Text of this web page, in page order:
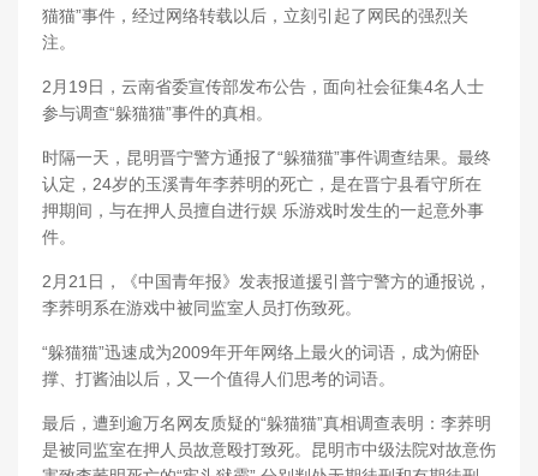
猫猫”事件，经过网络转载以后，立刻引起了网民的强烈关
注。
2月19日，云南省委宣传部发布公告，面向社会征集4名人士
参与调查“躲猫猫”事件的真相。
时隔一天，昆明晋宁警方通报了“躲猫猫”事件调查结果。最终
认定，24岁的玉溪青年李荞明的死亡，是在晋宁县看守所在
押期间，与在押人员擅自进行娱 乐游戏时发生的一起意外事
件。
2月21日，《中国青年报》发表报道援引普宁警方的通报说，
李荞明系在游戏中被同监室人员打伤致死。
“躲猫猫”迅速成为2009年开年网络上最火的词语，成为俯卧
撑、打酱油以后，又一个值得人们思考的词语。
最后，遭到逾万名网友质疑的“躲猫猫”真相调查表明：李荞明
是被同监室在押人员故意殴打致死。昆明市中级法院对故意伤